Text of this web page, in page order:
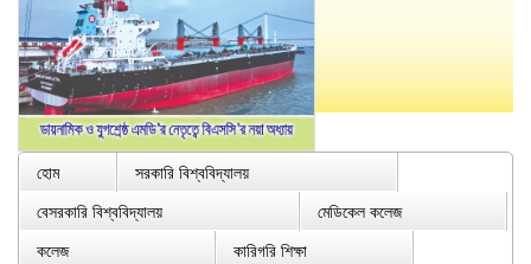
হোম
সরকারি বিশ্ববিদ্যালয়
বেসরকারি বিশ্ববিদ্যালয়
মেডিকেল কলেজ
কলেজ
কারিগরি শিক্ষা